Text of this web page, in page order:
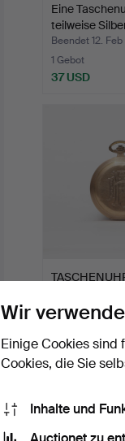
Eine
teilweise
Beendet 12.
1 Gebot
37 USD
ELEC…
Beendet 30.
1.136 USD
Wir
Einige Cookies
Cookies, die Sie
Inhalte und